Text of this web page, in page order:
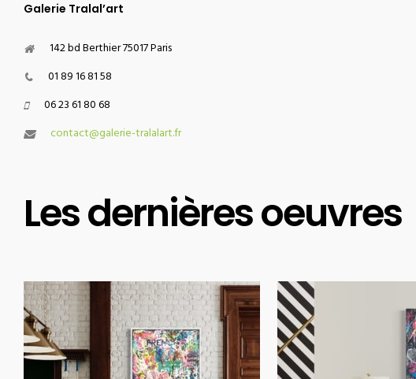
Galerie Tralal’art
142 bd Berthier 75017 Paris
01 89 16 81 58
06 23 61 80 68
contact@galerie-tralalart.fr
Les dernières oeuvres